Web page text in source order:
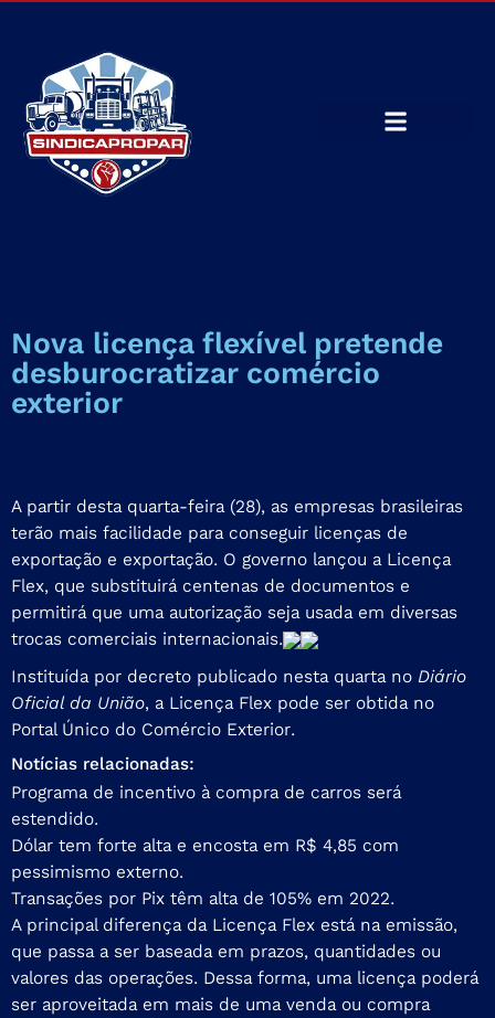
Nova licença flexível pretende
desburocratizar comércio
exterior
A partir desta quarta-feira (28), as empresas brasileiras
terão mais facilidade para conseguir licenças de
exportação e exportação. O governo lançou a Licença
Flex, que substituirá centenas de documentos e
permitirá que uma autorização seja usada em diversas
trocas comerciais internacionais.
Instituída por decreto publicado nesta quarta no Diário
Oficial da União, a Licença Flex pode ser obtida no
Portal Único do Comércio Exterior.
Notícias relacionadas:
Programa de incentivo à compra de carros será
estendido.
Dólar tem forte alta e encosta em R$ 4,85 com
pessimismo externo.
Transações por Pix têm alta de 105% em 2022.
A principal diferença da Licença Flex está na emissão,
que passa a ser baseada em prazos, quantidades ou
valores das operações. Dessa forma, uma licença poderá
ser aproveitada em mais de uma venda ou compra